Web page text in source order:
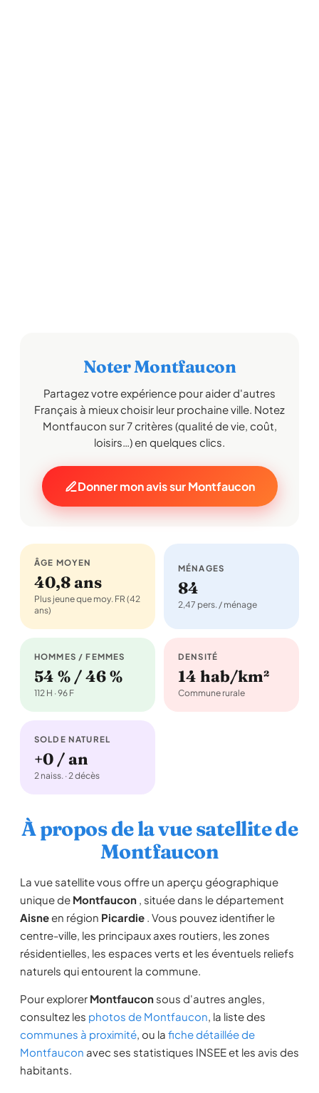
Noter Montfaucon
Partagez votre expérience pour aider d'autres
Français à mieux choisir leur prochaine ville. Notez
Montfaucon sur 7 critères (qualité de vie, coût,
loisirs…) en quelques clics.
Donner mon avis sur Montfaucon
ÂGE MOYEN
40,8 ans
Plus jeune que moy. FR (42
ans)
MÉNAGES
84
2,47 pers. / ménage
HOMMES / FEMMES
54 % / 46 %
112 H · 96 F
DENSITÉ
14 hab/km²
Commune rurale
SOLDE NATUREL
+0 / an
2 naiss. · 2 décès
À propos de la vue satellite de
Montfaucon
La vue satellite vous offre un aperçu géographique
unique de Montfaucon , située dans le département
Aisneen région Picardie . Vous pouvez identifier le
centre-ville, les principaux axes routiers, les zones
résidentielles, les espaces verts et les éventuels reliefs
naturels qui entourent la commune.
Pour explorer Montfaucon sous d'autres angles,
consultez les photos de Montfaucon, la liste des
communes à proximité, ou la fiche détaillée de
Montfaucon avec ses statistiques INSEE et les avis des
habitants.